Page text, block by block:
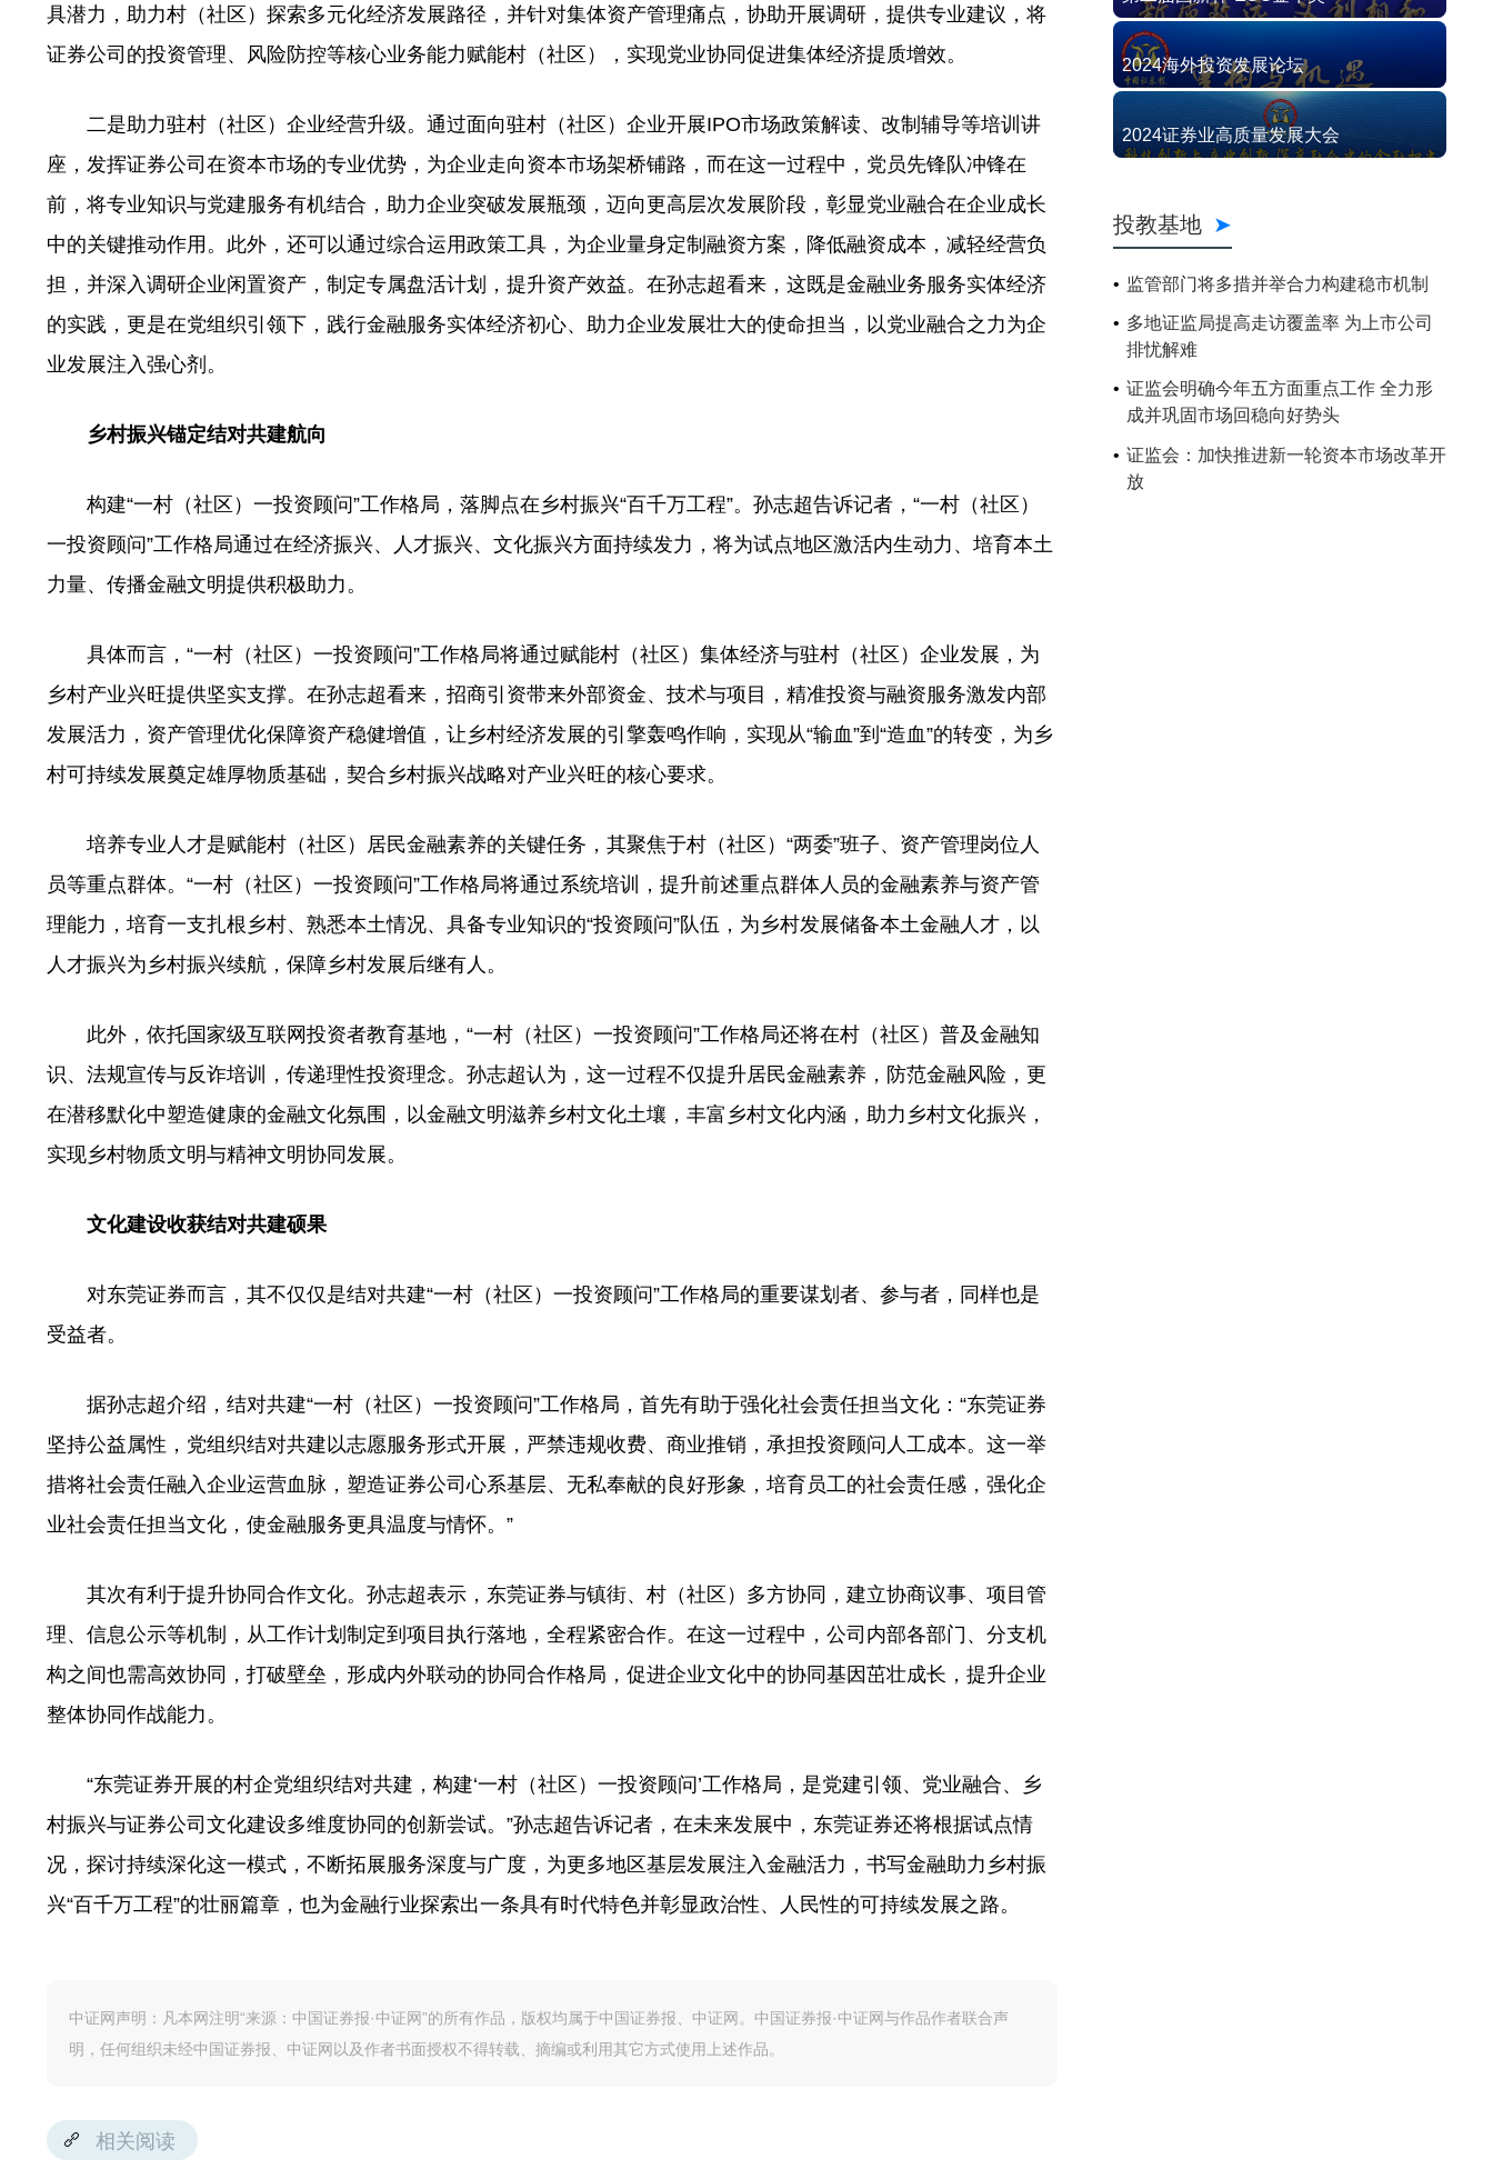
具潜力，助力村（社区）探索多元化经济发展路径，并针对集体资产管理痛点，协助开展调研，提供专业建议，将
证券公司的投资管理、风险防控等核心业务能力赋能村（社区），实现党业协同促进集体经济提质增效。
二是助力驻村（社区）企业经营升级。通过面向驻村（社区）企业开展IPO市场政策解读、改制辅导等培训讲
座，发挥证券公司在资本市场的专业优势，为企业走向资本市场架桥铺路，而在这一过程中，党员先锋队冲锋在
前，将专业知识与党建服务有机结合，助力企业突破发展瓶颈，迈向更高层次发展阶段，彰显党业融合在企业成长
中的关键推动作用。此外，还可以通过综合运用政策工具，为企业量身定制融资方案，降低融资成本，减轻经营负
担，并深入调研企业闲置资产，制定专属盘活计划，提升资产效益。在孙志超看来，这既是金融业务服务实体经济
的实践，更是在党组织引领下，践行金融服务实体经济初心、助力企业发展壮大的使命担当，以党业融合之力为企
业发展注入强心剂。
乡村振兴锚定结对共建航向
构建“一村（社区）一投资顾问”工作格局，落脚点在乡村振兴“百千万工程”。孙志超告诉记者，“一村（社区）
一投资顾问”工作格局通过在经济振兴、人才振兴、文化振兴方面持续发力，将为试点地区激活内生动力、培育本土
力量、传播金融文明提供积极助力。
具体而言，“一村（社区）一投资顾问”工作格局将通过赋能村（社区）集体经济与驻村（社区）企业发展，为
乡村产业兴旺提供坚实支撑。在孙志超看来，招商引资带来外部资金、技术与项目，精准投资与融资服务激发内部
发展活力，资产管理优化保障资产稳健增值，让乡村经济发展的引擎轰鸣作响，实现从“输血”到“造血”的转变，为乡
村可持续发展奠定雄厚物质基础，契合乡村振兴战略对产业兴旺的核心要求。
培养专业人才是赋能村（社区）居民金融素养的关键任务，其聚焦于村（社区）“两委”班子、资产管理岗位人
员等重点群体。“一村（社区）一投资顾问”工作格局将通过系统培训，提升前述重点群体人员的金融素养与资产管
理能力，培育一支扎根乡村、熟悉本土情况、具备专业知识的“投资顾问”队伍，为乡村发展储备本土金融人才，以
人才振兴为乡村振兴续航，保障乡村发展后继有人。
此外，依托国家级互联网投资者教育基地，“一村（社区）一投资顾问”工作格局还将在村（社区）普及金融知
识、法规宣传与反诈培训，传递理性投资理念。孙志超认为，这一过程不仅提升居民金融素养，防范金融风险，更
在潜移默化中塑造健康的金融文化氛围，以金融文明滋养乡村文化土壤，丰富乡村文化内涵，助力乡村文化振兴，
实现乡村物质文明与精神文明协同发展。
文化建设收获结对共建硕果
对东莞证券而言，其不仅仅是结对共建“一村（社区）一投资顾问”工作格局的重要谋划者、参与者，同样也是
受益者。
据孙志超介绍，结对共建“一村（社区）一投资顾问”工作格局，首先有助于强化社会责任担当文化：“东莞证券
坚持公益属性，党组织结对共建以志愿服务形式开展，严禁违规收费、商业推销，承担投资顾问人工成本。这一举
措将社会责任融入企业运营血脉，塑造证券公司心系基层、无私奉献的良好形象，培育员工的社会责任感，强化企
业社会责任担当文化，使金融服务更具温度与情怀。”
其次有利于提升协同合作文化。孙志超表示，东莞证券与镇街、村（社区）多方协同，建立协商议事、项目管
理、信息公示等机制，从工作计划制定到项目执行落地，全程紧密合作。在这一过程中，公司内部各部门、分支机
构之间也需高效协同，打破壁垒，形成内外联动的协同合作格局，促进企业文化中的协同基因茁壮成长，提升企业
整体协同作战能力。
“东莞证券开展的村企党组织结对共建，构建‘一村（社区）一投资顾问’工作格局，是党建引领、党业融合、乡
村振兴与证券公司文化建设多维度协同的创新尝试。”孙志超告诉记者，在未来发展中，东莞证券还将根据试点情
况，探讨持续深化这一模式，不断拓展服务深度与广度，为更多地区基层发展注入金融活力，书写金融助力乡村振
兴“百千万工程”的壮丽篇章，也为金融行业探索出一条具有时代特色并彰显政治性、人民性的可持续发展之路。
中证网声明：凡本网注明“来源：中国证券报·中证网”的所有作品，版权均属于中国证券报、中证网。中国证券报·中证网与作品作者联合声
明，任何组织未经中国证券报、中证网以及作者书面授权不得转载、摘编或利用其它方式使用上述作品。
相关阅读
2024海外投资发展论坛
2024证券业高质量发展大会
投教基地
监管部门将多措并举合力构建稳市机制
多地证监局提高走访覆盖率 为上市公司
排忧解难
证监会明确今年五方面重点工作 全力形
成并巩固市场回稳向好势头
证监会：加快推进新一轮资本市场改革开
放